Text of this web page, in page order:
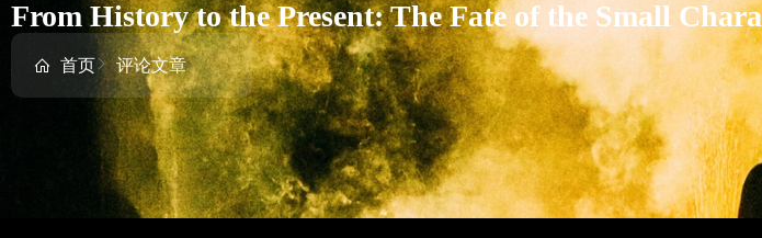
From History to the Present: The Fate of the Small
首页 评论文章